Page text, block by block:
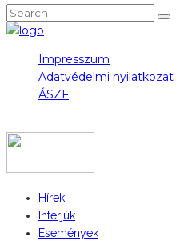
Impresszum
Adatvédelmi nyilatkozat
ÁSZF
Hírek
Interjúk
Események